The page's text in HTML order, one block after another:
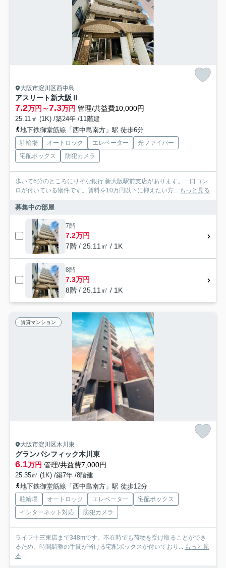
大阪市淀川区西中島
アスリート新大阪Ⅱ
7.2万円～7.3万円 管理/共益費10,000円
25.11㎡ (1K) /築24年 /11階建
地下鉄御堂筋線「西中島南方」駅 徒歩6分
駐輪場 オートロック エレベーター
光ファイバー
宅配ボックス
防犯カメラ
歩いて6分のところにりそな銀行 新大阪駅前支店があります。一口コン
ロが付いている物件です。賃料を10万円以下に抑えたい方...
もっと見る
募集中の部屋
7階
7.2万円
7階 / 25.11㎡ / 1K
8階
7.3万円
8階 / 25.11㎡ / 1K
賃貸マンション
大阪市淀川区木川東
グランパシフィック木川東
6.1万円 管理/共益費7,000円
25.35㎡ (1K) /築7年 /8階建
地下鉄御堂筋線「西中島南方」駅 徒歩12分
駐輪場 オートロック エレベーター
宅配ボックス
インターネット対応
防犯カメラ
ライフ十三東店まで348mです。不在時でも荷物を受け取ることができ
るため、時間調整の手間が省ける宅配ボックスが付いており...
もっと見
る